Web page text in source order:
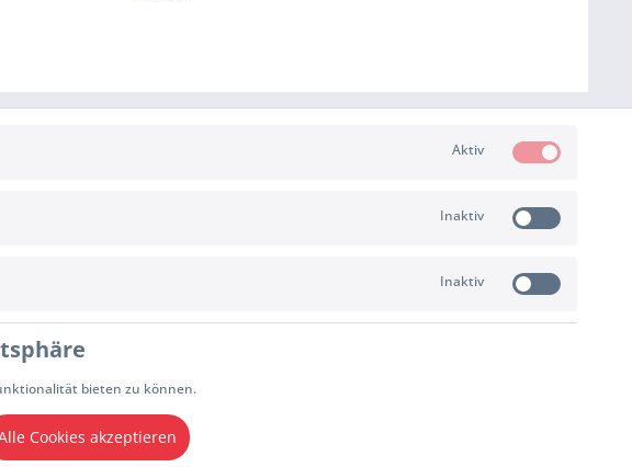
Aktiv
Inaktiv
Inaktiv
bieten zu können.
Cookies akzeptieren